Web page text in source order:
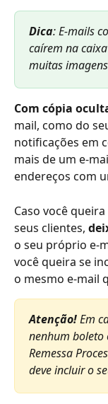
Dica: E-mails
caírem na
muitas
Com cópia
mail, como do
notificações em
mais de um e-
endereços com
Caso você
seus clientes,
o seu próprio e-
você queira se
o mesmo e-mail
Atenção! Em
nenhum boleto
Remessa
deve incluir o